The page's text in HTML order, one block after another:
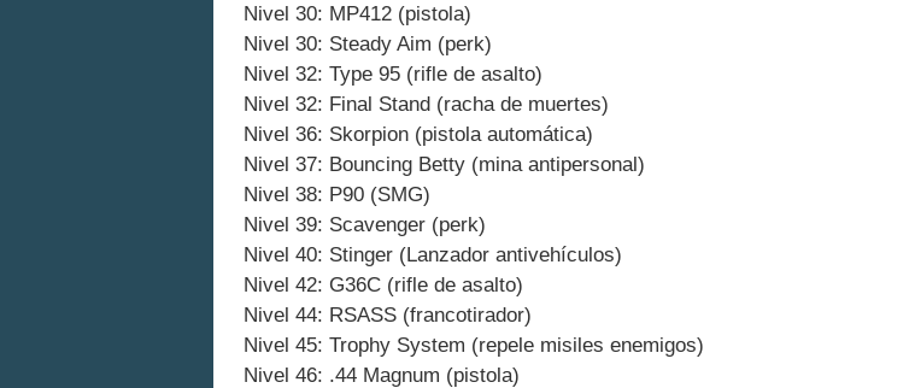
Nivel 30: MP412 (pistola)
Nivel 30: Steady Aim (perk)
Nivel 32: Type 95 (rifle de asalto)
Nivel 32: Final Stand (racha de muertes)
Nivel 36: Skorpion (pistola automática)
Nivel 37: Bouncing Betty (mina antipersonal)
Nivel 38: P90 (SMG)
Nivel 39: Scavenger (perk)
Nivel 40: Stinger (Lanzador antivehículos)
Nivel 42: G36C (rifle de asalto)
Nivel 44: RSASS (francotirador)
Nivel 45: Trophy System (repele misiles enemigos)
Nivel 46: .44 Magnum (pistola)